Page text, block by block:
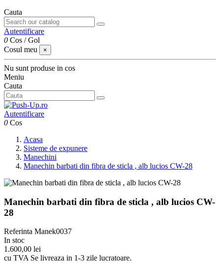
Cauta
Autentificare
0 Cos /Gol
Cosul meu
×
Nu sunt produse in cos
Meniu
Cauta
Autentificare
0 Cos
Acasa
Sisteme de expunere
Manechini
Manechin barbati din fibra de sticla , alb lucios CW-28
Manechin barbati din fibra de sticla , alb lucios CW-
28
Referinta Manek0037
In stoc
1.600,00 lei
cu TVA Se livreaza in 1-3 zile lucratoare.